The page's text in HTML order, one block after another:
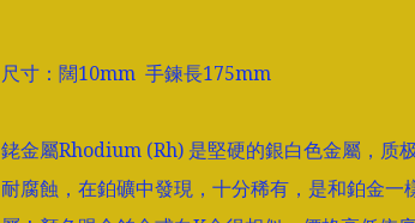
尺寸：闊10mm  手鍊長175mm
銠金屬Rhodium (Rh) 是堅硬的銀白色金屬，质
耐腐蝕，在鉑礦中發現，十分稀有，是和鉑金一